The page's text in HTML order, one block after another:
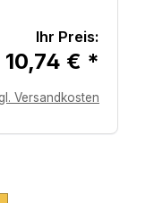
Ihr Preis:
10,74 € *
Versandkosten